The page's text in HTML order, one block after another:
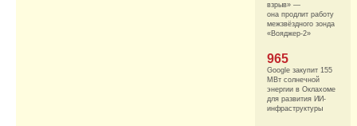
взрыв» —
она продлит работу
межзвёздного зонда
«Вояджер-2»
965
Google закупит 155
МВт солнечной
энергии в Оклахоме
для развития ИИ-
инфраструктуры